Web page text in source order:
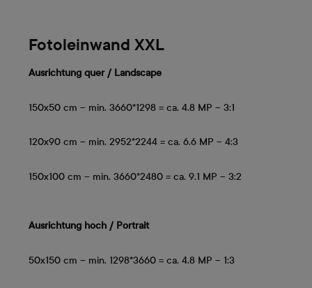
Fotoleinwand XXL
Ausrichtung quer / Landscape
150x50 cm – min. 3660*1298 = ca. 4.8 MP – 3:1
120x90 cm – min. 2952*2244 = ca. 6.6 MP – 4:3
150x100 cm – min. 3660*2480 = ca. 9.1 MP – 3:2
Ausrichtung hoch / Portrait
50x150 cm – min. 1298*3660 = ca. 4.8 MP – 1:3